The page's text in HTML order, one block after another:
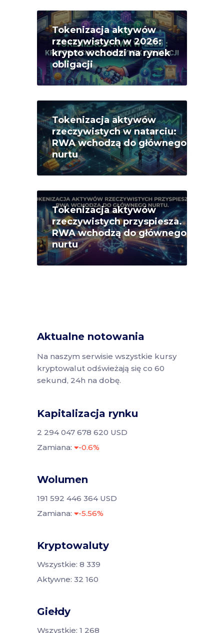
Tokenizacja aktywów
rzeczywistych w 2026:
krypto wchodzi na rynek
obligacji
Tokenizacja aktywów
rzeczywistych w natarciu:
RWA wchodzą do głównego
nurtu
Tokenizacja aktywów
rzeczywistych przyspiesza.
RWA wchodzą do głównego
nurtu
Aktualne notowania
Na naszym serwisie wszystkie kursy
kryptowalut odświeżają się co 60
sekund, 24h na dobę.
Kapitalizacja rynku
2 294 047 678 620 USD
Zamiana:
-0.6%
Wolumen
191 592 446 364 USD
Zamiana:
-5.56%
Kryptowaluty
Wszystkie: 8 339
Aktywne: 32 160
Giełdy
Wszystkie: 1 268